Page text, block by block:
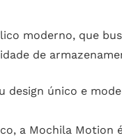
moderno, que
de
design único e
a Mochila